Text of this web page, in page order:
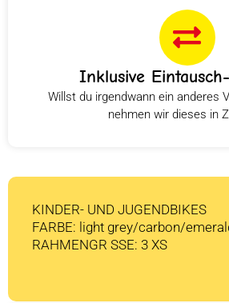
Inklusive
Willst du irgendwann ein anderes
nehmen wir dieses in
KINDER- UND JUGENDBIKES
FARBE: light grey/carbon/
RAHMENGR SSE: 3 XS